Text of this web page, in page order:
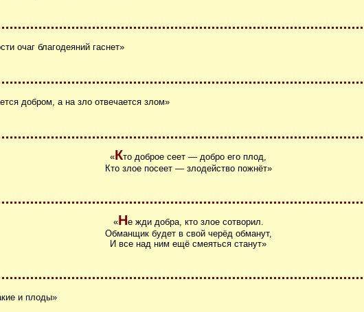
очаг благодеяний гаснет»
добром, а на зло отвечается злом»
«Кто доброе сеет ― добро его плод,
Кто злое посеет ― злодейство пожнёт»
«Не жди добра, кто злое сотворил.
Обманщик будет в свой черёд обманут,
И все над ним ещё смеяться станут»
и плоды»